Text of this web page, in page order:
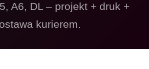
A6, DL – projekt + druk +
kurierem.